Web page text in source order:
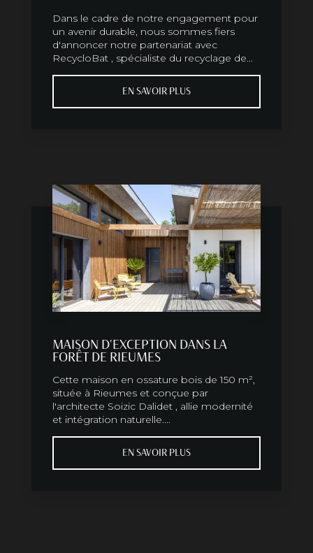
Dans le cadre de notre engagement pour
un avenir durable, nous sommes fiers
d'annoncer notre partenariat avec
RecycloBat , spécialiste du recyclage de...
EN SAVOIR PLUS
MAISON D'EXCEPTION DANS LA
FORÊT DE RIEUMES
Cette maison en ossature bois de 150 m²,
située à Rieumes et conçue par
l'architecte Soizic Dalidet , allie modernité
et intégration naturelle....
EN SAVOIR PLUS